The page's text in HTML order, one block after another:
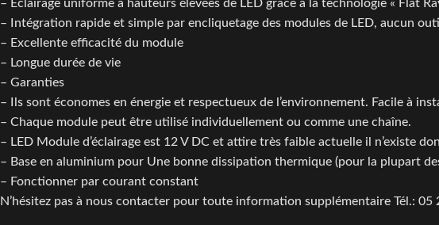
– Éclairage uniforme à hauteurs élevées de LED grâce à la technologie « Flat
– Intégration rapide et simple par encliquetage des modules de LED, aucun
– Excellente efficacité du module
– Longue durée de vie
– Garanties
– Ils sont économes en énergie et respectueux de l’environnement. Facile à
– Chaque module peut être utilisé individuellement ou comme une chaîne.
– LED Module d’éclairage est 12 V DC et attire très faible actuelle il n’existe
– Base en aluminium pour Une bonne dissipation thermique (pour la plupart
– Fonctionner par courant constant
N’hésitez pas à nous contacter pour toute information supplémentaire Tél.: 05